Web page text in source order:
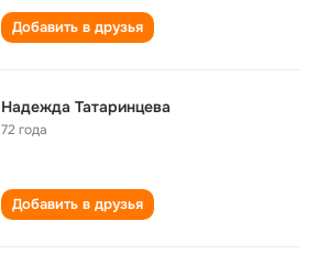
Добавить в друзья
Надежда Татаринцева
72 года
Добавить в друзья